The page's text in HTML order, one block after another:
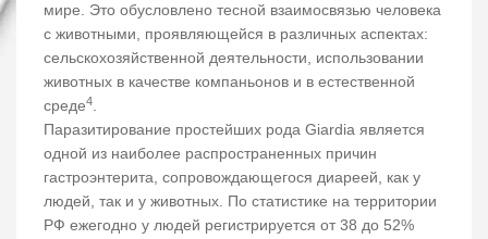
мире. Это обусловлено тесной взаимосвязью человека
с животными, проявляющейся в различных аспектах:
сельскохозяйственной деятельности, использовании
животных в качестве компаньонов и в естественной
среде4.
Паразитирование простейших рода Giardia является
одной из наиболее распространенных причин
гастроэнтерита, сопровождающегося диареей, как у
людей, так и у животных. По статистике на территории
РФ ежегодно у людей регистрируется от 38 до 52%